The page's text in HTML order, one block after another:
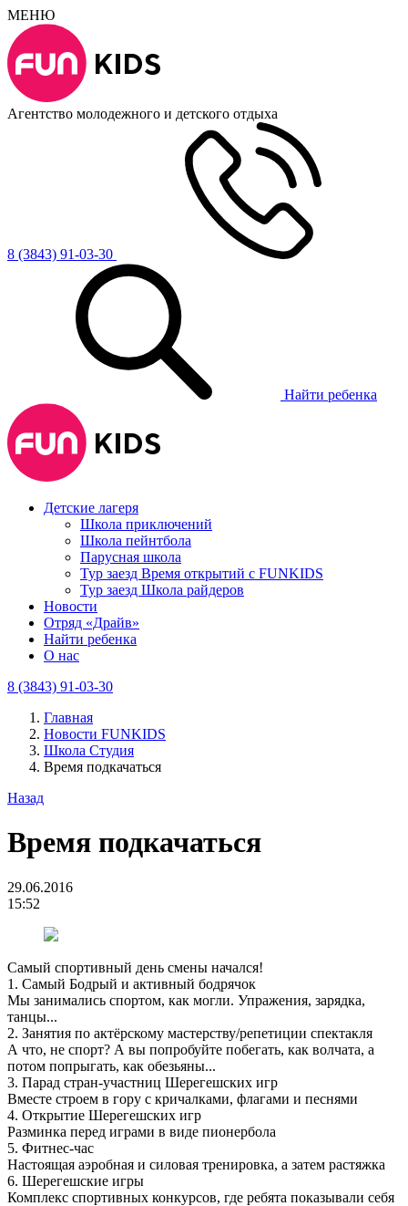
МЕНЮ
Агентство молодежного и детского отдыха
8 (3843) 91-03-30
Найти ребенка
Детские лагеря
Школа приключений
Школа пейнтбола
Парусная школа
Тур заезд Время открытий с FUNKIDS
Тур заезд Школа райдеров
Новости
Отряд «Драйв»
Найти ребенка
О нас
8 (3843) 91-03-30
Главная
Новости FUNKIDS
Школа Студия
Время подкачаться
Назад
Время подкачаться
29.06.2016
15:52
Самый спортивный день смены начался!
1. Самый Бодрый и активный бодрячок
Мы занимались спортом, как могли. Упражения, зарядка,
танцы...
2. Занятия по актёрскому мастерству/репетиции спектакля
А что, не спорт? А вы попробуйте побегать, как волчата, а
потом попрыгать, как обезьяны...
3. Парад стран-участниц Шерегешских игр
Вместе строем в гору с кричалками, флагами и песнями
4. Открытие Шерегешских игр
Разминка перед играми в виде пионербола
5. Фитнес-час
Настоящая аэробная и силовая тренировка, а затем растяжка
6. Шерегешские игры
Комплекс спортивных конкурсов, где ребята показывали себя